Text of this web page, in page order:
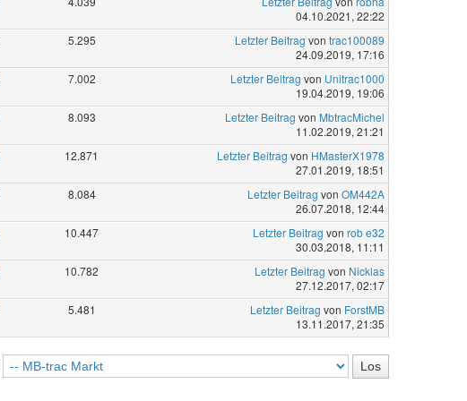
04.10.2021, 22:22
5.295 Letzter Beitrag von trac100089
24.09.2019, 17:16
7.002 Letzter Beitrag von Unitrac1000
19.04.2019, 19:06
8.093 Letzter Beitrag von MbtracMichel
11.02.2019, 21:21
12.871 Letzter Beitrag von HMasterX1978
27.01.2019, 18:51
8.084 Letzter Beitrag von OM442A
26.07.2018, 12:44
10.447 Letzter Beitrag von rob e32
30.03.2018, 11:11
10.782 Letzter Beitrag von Nicklas
27.12.2017, 02:17
5.481 Letzter Beitrag von ForstMB
13.11.2017, 21:35